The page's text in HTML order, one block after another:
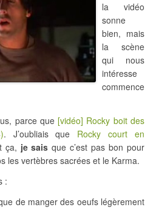
la vidéo
sonne
bien, mais
la scène
qui nous
intéresse
commence
parce que[vidéo] Rocky boit des
. J’oubliais que Rocky court en
ça, je sais que c’est pas bon pour
les vertèbres sacrées et le Karma.
:
de manger des oeufs légèrement